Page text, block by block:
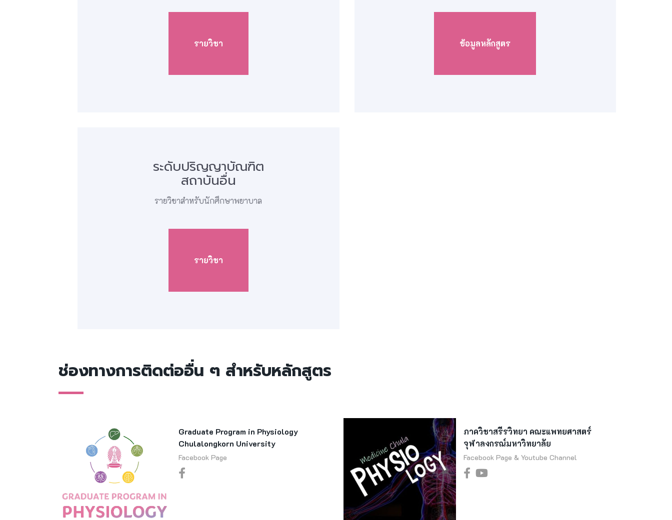
รายวิชา ข้อมูลหลักสูตร
ระดับปริญญาบัณฑิต
สถาบันอื่น
รายวิชาสำหรับนักศึกษาพยาบาล
รายวิชา
ช่องทางการติดต่ออื่น ๆ สำหรับหลักสูตร
Graduate Program in Physiology
Chulalongkorn University
Facebook Page
ภาควิชาสรีรวิทยา คณะแพทยศาสตร์
จุฬาลงกรณ์มหาวิทยาลัย
Facebook Page & Youtube Channel